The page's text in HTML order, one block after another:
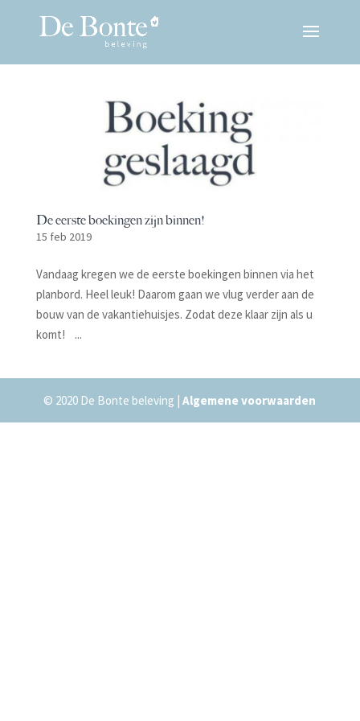
De eerste boekingen zijn binnen!
15 feb 2019
Vandaag kregen we de eerste boekingen binnen via het
planbord. Heel leuk! Daarom gaan we vlug verder aan de
bouw van de vakantiehuisjes. Zodat deze klaar zijn als u
komt! ...
© 2020 De Bonte beleving |Algemene voorwaarden